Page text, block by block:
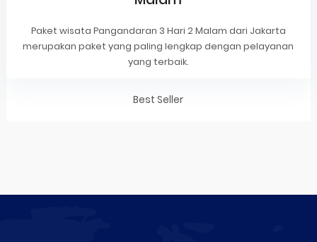
Paket wisata Pangandaran 3 Hari 2 Malam dari Jakarta
merupakan paket yang paling lengkap dengan pelayanan
yang terbaik.
Best Seller